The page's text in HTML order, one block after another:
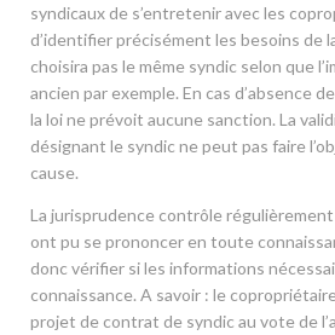
syndicaux de s’entretenir avec les
d’identifier précisément les besoins de
choisira pas le même syndic selon que
ancien par exemple. En cas d’absence
la loi ne prévoit aucune sanction. La
désignant le syndic ne peut pas faire
cause.
La jurisprudence contrôle
ont pu se prononcer en toute
donc vérifier si les informations
connaissance. A savoir : le
projet de contrat de syndic au vote de